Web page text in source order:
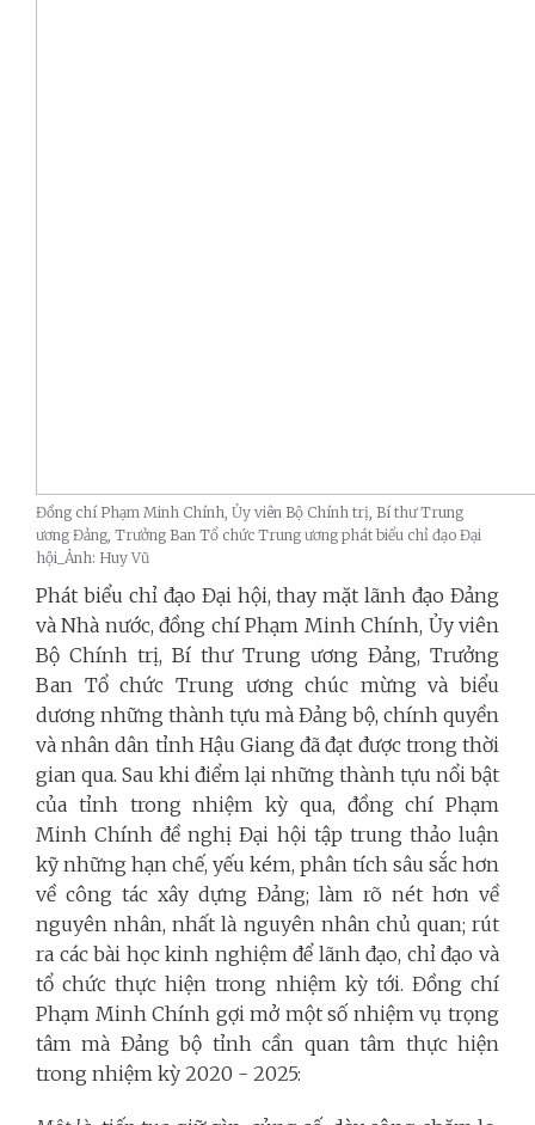
Đồng chí Phạm Minh Chính, Ủy viên Bộ Chính trị, Bí thư Trung
ương Đảng, Trưởng Ban Tổ chức Trung ương phát biểu chỉ đạo Đại
hội_Ảnh: Huy Vũ
Phát biểu chỉ đạo Đại hội, thay mặt lãnh đạo Đảng
và Nhà nước, đồng chí Phạm Minh Chính, Ủy viên
Bộ Chính trị, Bí thư Trung ương Đảng, Trưởng
Ban Tổ chức Trung ương chúc mừng và biểu
dương những thành tựu mà Đảng bộ, chính quyền
và nhân dân tỉnh Hậu Giang đã đạt được trong thời
gian qua. Sau khi điểm lại những thành tựu nổi bật
của tỉnh trong nhiệm kỳ qua, đồng chí Phạm
Minh Chính đề nghị Đại hội tập trung thảo luận
kỹ những hạn chế, yếu kém, phân tích sâu sắc hơn
về công tác xây dựng Đảng; làm rõ nét hơn về
nguyên nhân, nhất là nguyên nhân chủ quan; rút
ra các bài học kinh nghiệm để lãnh đạo, chỉ đạo và
tổ chức thực hiện trong nhiệm kỳ tới. Đồng chí
Phạm Minh Chính gợi mở một số nhiệm vụ trọng
tâm mà Đảng bộ tỉnh cần quan tâm thực hiện
trong nhiệm kỳ 2020 - 2025: